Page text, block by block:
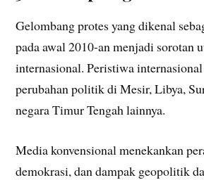
Gelombang protes yang dikenal
pada awal 2010-an menjadi sorotan
internasional. Peristiwa
perubahan politik di Mesir, Libya,
negara Timur Tengah lainnya.
Media konvensional menekankan
demokrasi, dan dampak geopolitik